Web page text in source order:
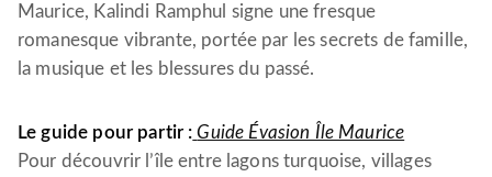
Maurice, Kalindi Ramphul signe une fresque
romanesque vibrante, portée par les secrets de famille,
la musique et les blessures du passé.
Le guide pour partir : Guide Évasion Île Maurice
Pour découvrir l’île entre lagons turquoise, villages